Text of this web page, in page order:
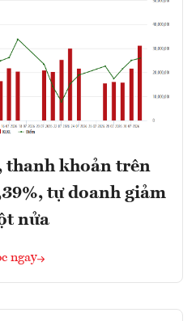
thanh khoản trên
tự doanh giảm
nửa
ngay